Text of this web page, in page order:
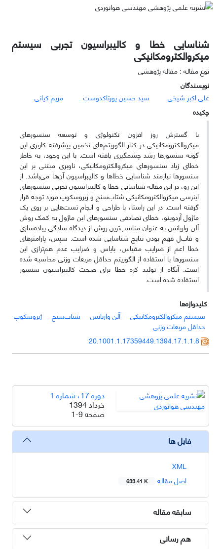
شناسایی خطا و کالیبراسیون تجربی سیستم
میکروالکترومکانیکی
نوع مقاله : مقاله پژوهشی
نویسندگان
علی اکبر شیخی
سید حسین پورتاکدوست
مریم کیانی
چکیده
با گسترش روز افزون تکنولوژی و توسعه سنسورهای
میکروالکترومکانیکی در کنار الگوریتم‌های تخمین پیشرفته کاربری این
گونه سنسورها رشد چشمگیری یافته است. با این وجود، به خاطر
خطای زیاد سنسورهای میکروالکترومکانیکی، ناوبری مبتنی بر این
سنسورها نیازمند شناسایی خطاها و کالیبراسیون آن‌ها می‌باشد. از
این رو، در این مقاله شناسایی خطا و کالیبراسیون تجربی سنسورهای
اینرسی میکروالکترومکانیکی شتاب‌سنج و ژیروسکوپ مورد توجه قرار
گرفته است. در این راستا، با طراحی و انجام تست‌‌هایی بر روی یک
ماژول آردوینو، خطای تصادفی سنسورهای این ماژول به کمک روش
آلن واریانس به عنوان مناسب‌ترین روش از دیدگاه سادگی پیاده‌سازی
و قابل ‌فهم بودن نتایج شناسایی شده است. سپس، پارامترهای
خطا اعم از ضرایب مقیاس، بایاس و ضرایب عدم هم‌ترازی این
سنسورها با استفاده از الگوریتم حداقل مربعات وزنی محاسبه شده
است. آنگاه از تولید کره خطا برای صحت کالیبراسیون سنسور
استفاده شده است.
کلیدواژه‌ها
سیستم میکروالکترومکانیکی
آلن واریانس شتاب‌سنج
ژیروسکوپ
حداقل مربعات وزنی
20.1001.1.17359449.1394.17.1.1.8
دوره 17، شماره 1
خرداد 1394
صفحه1-9
فایل ها
XML
اصل مقاله
633.41 K
سابقه مقاله
هم رسانی